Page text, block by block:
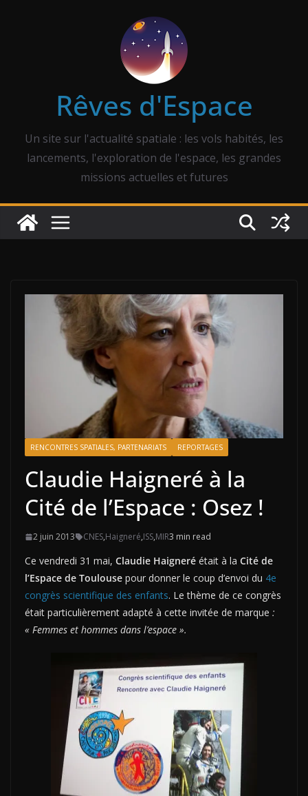
Rêves d'Espace
Un site sur l'actualité spatiale : les vols habités, les
lancements, l'exploration de l'espace, les grandes
missions actuelles et futures
RENCONTRES SPATIALES, PARTENARIATS REPORTAGES
Claudie Haigneré à la
Cité de l’Espace : Osez !
2 juin 2013 CNES,Haigneré,ISS,MIR3 min read
Ce vendredi 31 mai, Claudie Haigneré était à la Cité de
l’Espace de Toulouse pour donner le coup d’envoi du 4e
congrès scientifique des enfants. Le thème de ce congrès
était particulièrement adapté à cette invitée de marque :
« Femmes et hommes dans l’espace ».